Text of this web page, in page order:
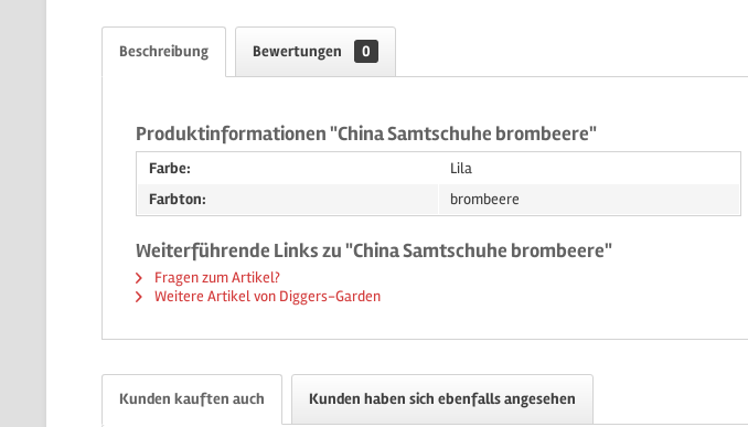
Beschreibung Bewertungen 0
Produktinformationen "China Samtschuhe brombeere"
Farbe:
Lila
Farbton:
brombeere
Weiterführende Links zu "China Samtschuhe brombeere"
Fragen zum Artikel?
Weitere Artikel von Diggers-Garden
Kunden kauften auch Kunden haben sich ebenfalls angesehen